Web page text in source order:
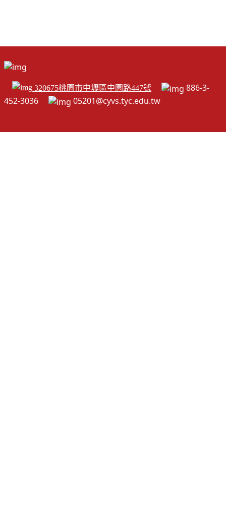
320675桃園市中壢區中園路447號
886-3-
452-3036
05201@cyvs.tyc.edu.tw